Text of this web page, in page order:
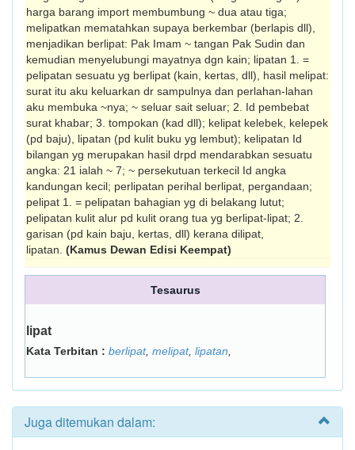
harga barang import membumbung ~ dua atau tiga;
melipatkan mematahkan supaya berkembar (berlapis dll),
menjadikan berlipat: Pak Imam ~ tangan Pak Sudin dan
kemudian menye­lubungi mayatnya dgn kain; lipatan 1. =
pelipatan sesuatu yg berlipat (kain, kertas, dll), hasil melipat:
surat itu aku keluarkan dr sampulnya dan perlahan­-lahan
aku membuka ~nya; ~ seluar sait seluar; 2. Id pembebat
surat khabar; 3. tompokan (kad dll); kelipat kelebek, kelepek
(pd baju), lipatan (pd kulit buku yg lembut); kelipatan Id
bilangan yg merupakan hasil drpd mendarabkan sesuatu
angka: 21 ialah ~ 7; ~ persekutuan terkecil Id angka
kandungan kecil; perlipatan perihal berlipat, pergandaan;
pelipat 1. = pelipatan bahagian yg di belakang lutut;
pelipatan kulit alur pd kulit orang tua yg berlipat-lipat; 2.
garisan (pd kain baju, kertas, dll) kerana dilipat,
lipatan. (Kamus Dewan Edisi Keempat)
Tesaurus
lipat
Kata Terbitan : berlipat, melipat, lipatan
Juga ditemukan dalam: